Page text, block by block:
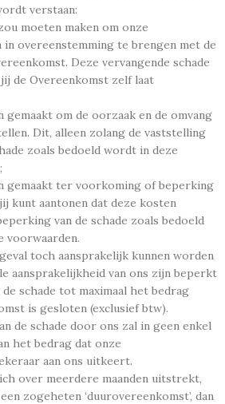
verstaan:
moeten maken om onze
overeenstemming te brengen met de
Deze vervangende schade
de Overeenkomst zelf laat
om de oorzaak en de omvang
Dit, alleen zolang de vaststelling
zoals bedoeld wordt in deze
gemaakt ter voorkoming of beperking
kunt aantonen dat deze kosten
van de schade zoals bedoeld
voorwaarden.
toch aansprakelijk kunnen worden
aansprakelijkheid van ons zijn beperkt
schade tot maximaal het bedrag
is gesloten (exclusief btw).
de schade door ons zal in geen enkel
het bedrag dat onze
aan ons uitkeert.
over meerdere maanden uitstrekt,
zogeheten ‘duurovereenkomst’, dan